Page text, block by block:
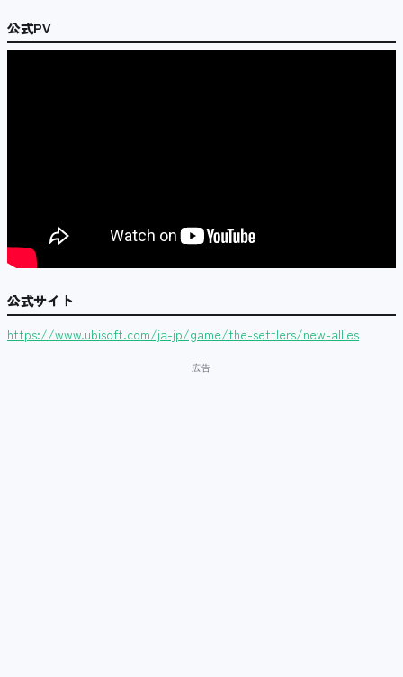
公式PV
公式サイト
https://www.ubisoft.com/ja-jp/game/the-settlers/new-allies